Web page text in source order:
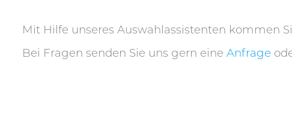
Mit Hilfe unseres Auswahlassistenten kommen
Bei Fragen senden Sie uns gern eine Anfrage